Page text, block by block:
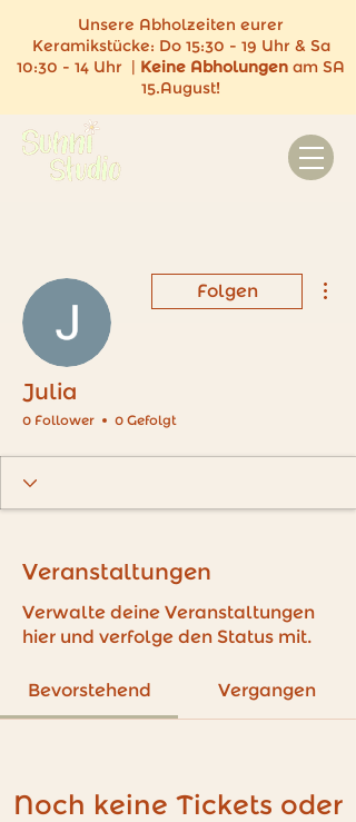
Unsere Abholzeiten eurer
Keramikstücke: Do 15:30 - 19 Uhr & Sa
10:30 - 14 Uhr | Keine Abholungen am SA
15.August!
Folgen
Julia
0 Follower 0 Gefolgt
Veranstaltungen
Verwalte deine Veranstaltungen
hier und verfolge den Status mit.
Bevorstehend Vergangen
Noch keine Tickets oder